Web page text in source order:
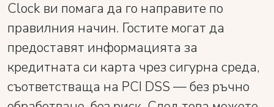
Clock ви помага да го направите по
правилния начин. Гостите могат да
предоставят информацията за
кредитната си карта чрез сигурна среда,
съответстваща на PCI DSS — без ръчно